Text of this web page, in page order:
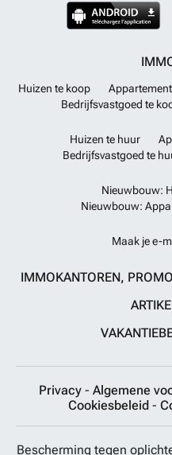
Huizen te koop
Bedrijfsvastgoed te
Huizen te huur
Bedrijfsvastgoed te
Nieuwbouw:
Nieuwbouw:
Maak je e-
IMMOKANTOREN,
Privacy - Algemene
Cookiesbeleid -
Bescherming tegen